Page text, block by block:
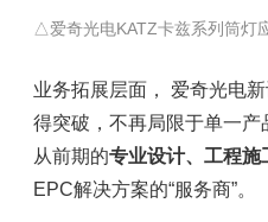
△爱奇光电KATZ卡兹系列筒灯
业务拓展层面， 爱奇光电
得突破，不再局限于单一
从前期的专业设计、工程施
EPC解决方案的“服务商”。